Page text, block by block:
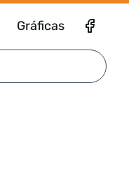
Gráficas